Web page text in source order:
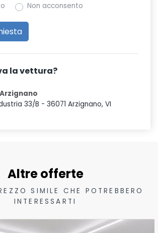
Non acconsento
la vettura?
33/B - 36071 Arzignano, VI
Altre offerte
SIMILE CHE POTREBBERO
INTERESSARTI